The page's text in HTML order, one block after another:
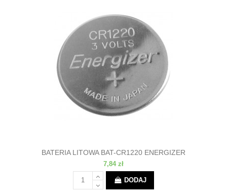
BATERIA LITOWA BAT-CR1220 ENERGIZER
7,84 zł
DODAJ